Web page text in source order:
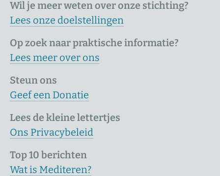
Wil je meer weten over onze stichting?
Lees onze doelstellingen
Op zoek naar praktische informatie?
Lees meer over ons
Steun ons
Geef een Donatie
Lees de kleine lettertjes
Ons Privacybeleid
Top 10 berichten
Wat is Mediteren?